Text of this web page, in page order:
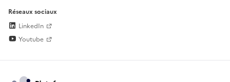
Réseaux sociaux
LinkedIn
Youtube